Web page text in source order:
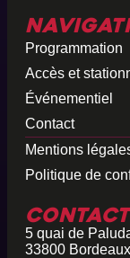
Programmation
Accès et
Événementiel
Contact
Mentions
Politique de
Contact
5 quai de
33800 Bordeaux